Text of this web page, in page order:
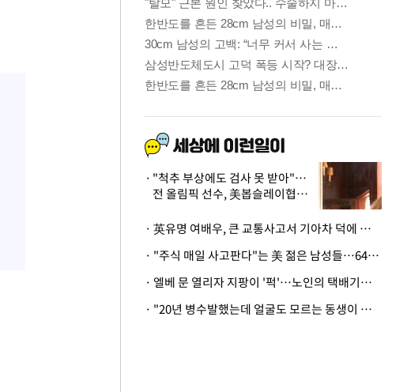
"척추 부상에도 검사 못 받아"…
전 올림픽 선수, 美봅슬레이협회
· 英유명 여배우, 큰 교통사고서 기아차 덕에 살았다
· "주식 매일 사고판다"는 美 젊은 남성들…64%가 "나는 인생의 패배자“
· 엘베 문 열리자 지팡이 '퍽'…노인의 택배기사 폭행 이유
· "20년 병수발했는데 얼굴도 모르는 동생이 유산 절반을"…배다른 형제 상속권 있을까